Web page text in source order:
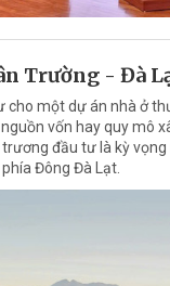
Trường - Đà
cho một dự án nhà ở
vốn hay quy mô
đầu tư là kỳ
Đông Đà Lạt.